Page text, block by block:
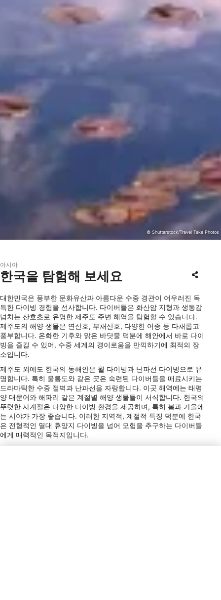
© Shutterstock/Travel Take Photos
아시아
한국을 탐험해 보세요
대한민국은 풍부한 문화유산과 아름다운 수중 경관이 어우러진 독
특한 다이빙 경험을 선사합니다. 다이버들은 화산암 지형과 생동감
넘치는 산호초로 유명한 제주도 주변 해역을 탐험할 수 있습니다.
제주도의 해양 생물은 연산호, 부채산호, 다양한 어종 등 다채롭고
풍부합니다. 온화한 기후와 맑은 바닷물 덕분에 해안에서 바로 다이
빙을 즐길 수 있어, 수중 세계의 경이로움을 만끽하기에 최적의 장
소입니다.
제주도 외에도 한국의 동해안은 월 다이빙과 난파선 다이빙으로 유
명합니다. 특히 울릉도와 같은 곳은 숙련된 다이버들을 매료시키는
드라마틱한 수중 절벽과 난파선을 자랑합니다. 이곳 해역에는 태평
양 대문어와 해파리 같은 계절별 해양 생물들이 서식합니다. 한국의
뚜렷한 사계절은 다양한 다이빙 환경을 제공하며, 특히 봄과 가을에
는 시야가 가장 좋습니다. 이러한 지역적, 계절적 특징 덕분에 한국
은 전형적인 열대 휴양지 다이빙을 넘어 모험을 추구하는 다이버들
에게 매력적인 목적지입니다.